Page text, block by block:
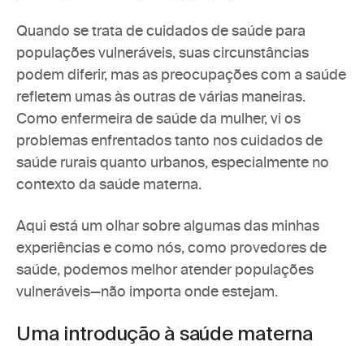
Quando se trata de cuidados de saúde para
populações vulneráveis, suas circunstâncias
podem diferir, mas as preocupações com a saúde
refletem umas às outras de várias maneiras.
Como enfermeira de saúde da mulher, vi os
problemas enfrentados tanto nos cuidados de
saúde rurais quanto urbanos, especialmente no
contexto da saúde materna.
Aqui está um olhar sobre algumas das minhas
experiências e como nós, como provedores de
saúde, podemos melhor atender populações
vulneráveis—não importa onde estejam.
Uma introdução à saúde materna